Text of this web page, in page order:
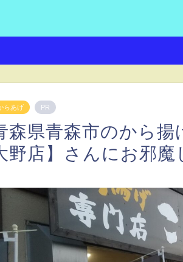
らあげ PR
森県青森市のから
野店】さんにお邪魔